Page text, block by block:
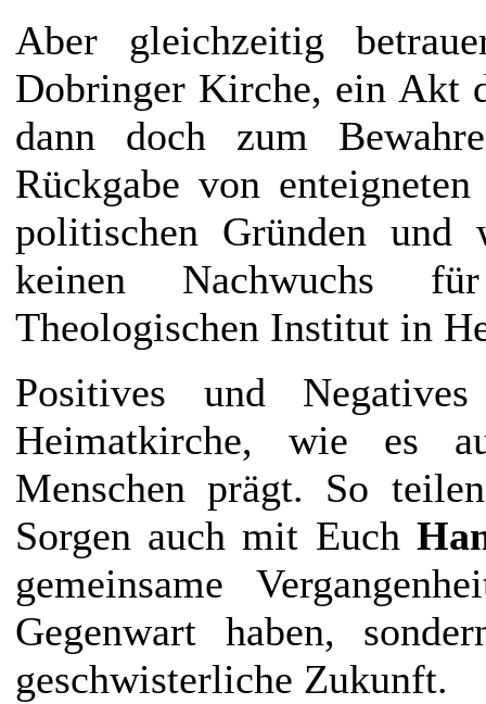
Aber gleichzeitig
Dobringer Kirche, ein Akt
dann doch zum
Rückgabe von
politischen Gründen
keinen Nachwuchs
Theologischen Institut in
Positives und
Heimatkirche, wie es
Menschen prägt. So
Sorgen auch mit Euch
gemeinsame
Gegenwart haben,
geschwisterliche Zukunft.